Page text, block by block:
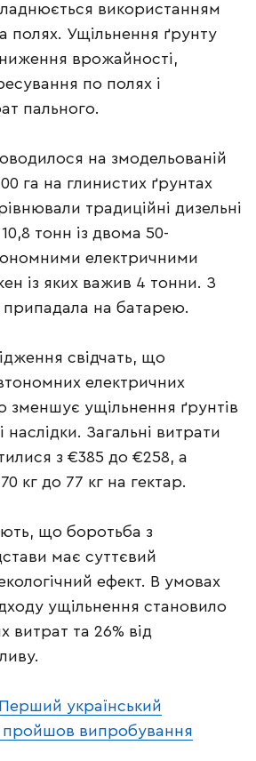
використанням
полях. Ущільнення ґрунту
врожайності,
по полях і
пального.
на змодельованій
га на глинистих ґрунтах
традиційні дизельні
тонн із двома 50-
електричними
із яких важив 4 тонни. З
припадала на батарею.
свідчать, що
електричних
зменшує ущільнення ґрунтів
наслідки. Загальні витрати
з €385 до €258, а
кг до 77 кг на гектар.
що боротьба з
має суттєвий
ефект. В умовах
ущільнення становило
витрат та 26% від
Перший український
пройшов випробування